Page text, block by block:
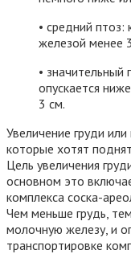
• средний
железой менее
• значительный
опускается
3 см.
Увеличение груди
которые хотят
Цель увеличения
основном это
комплекса соска-
Чем меньше грудь,
молочную железу, и
транспортировке